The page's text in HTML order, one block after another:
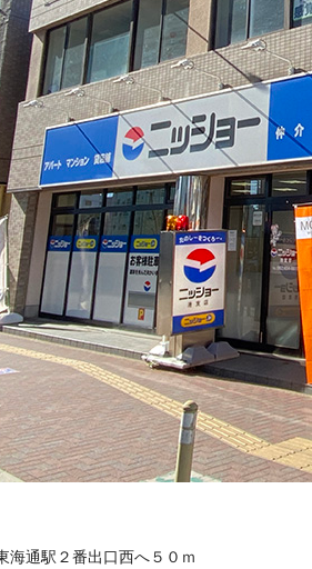
海通駅２番出口西へ５０ｍ